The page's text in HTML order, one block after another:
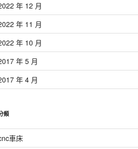
年 12 月
年 11 月
年 10 月
年 5 月
年 4 月
類
車床